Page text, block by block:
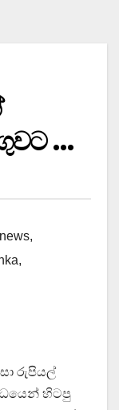
…
,
,
රුපියල්
හිටපු